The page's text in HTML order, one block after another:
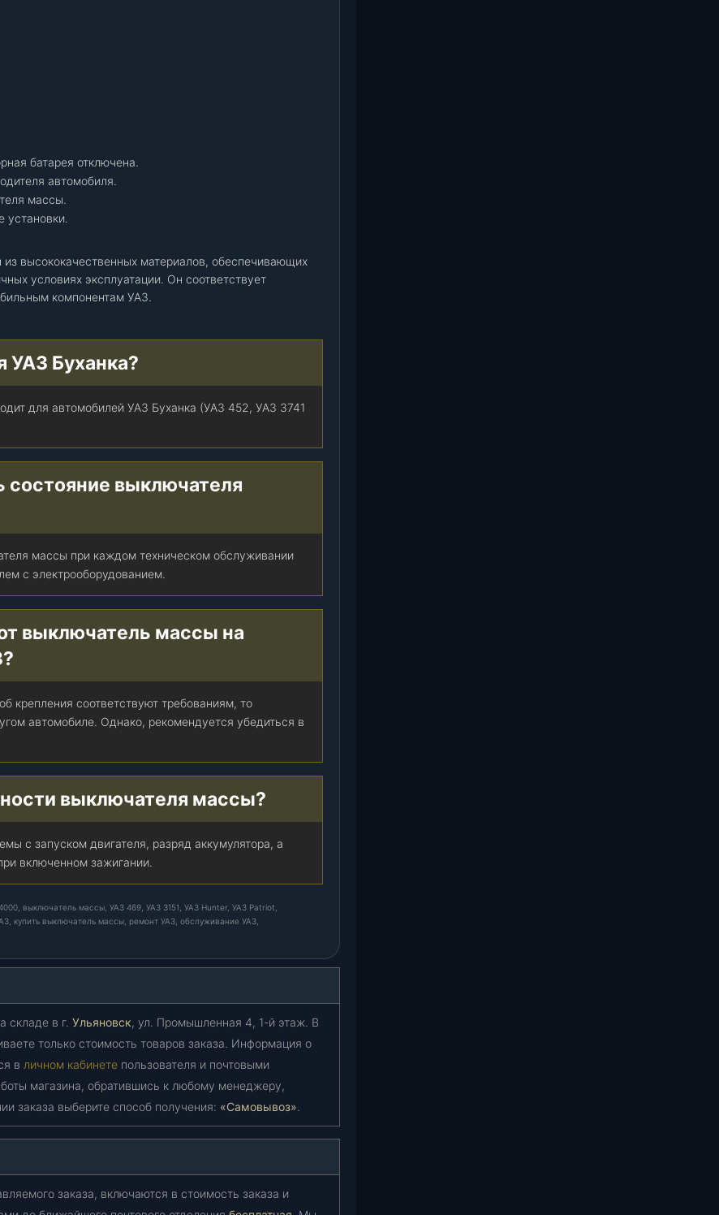
батарея отключена.
автомобиля.
массы.
установки.
высококачественных материалов, обеспечивающих
условиях эксплуатации. Он соответствует
компонентам УАЗ.
УАЗ Буханка?
для автомобилей УАЗ Буханка (УАЗ 452, УАЗ 3741
состояние выключателя
массы при каждом техническом обслуживании
с электрооборудованием.
выключатель массы на
крепления соответствуют требованиям, то
автомобиле. Однако, рекомендуется убедиться в
выключателя массы?
с запуском двигателя, разряд аккумулятора, а
включенном зажигании.
выключатель массы, УАЗ 469, УАЗ 3151, УАЗ Hunter, УАЗ Patriot,
купить выключатель массы, ремонт УАЗ, обслуживание УАЗ,
складе в г. Ульяновск, ул. Промышленная 4, 1-й этаж. В
только стоимость товаров заказа. Информация о
в личном кабинете пользователя и почтовыми
магазина, обратившись к любому менеджеру,
заказа выберите способ получения: «Самовывоз».
заказа, включаются в стоимость заказа и